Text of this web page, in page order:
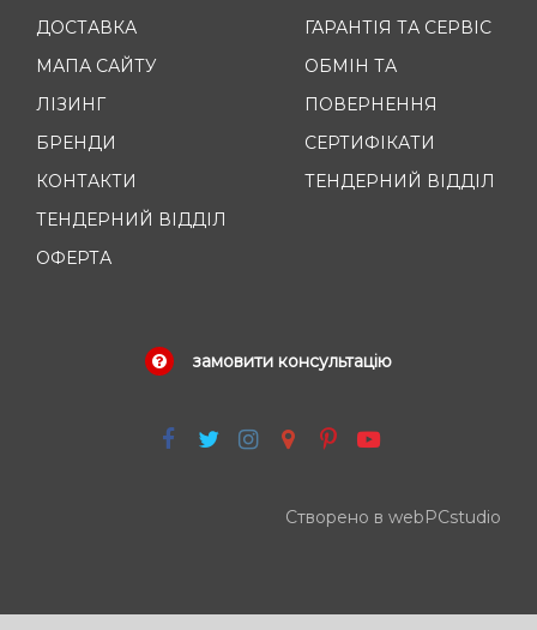
ДОСТАВКА
МАПА САЙТУ
ЛІЗИНГ
БРЕНДИ
КОНТАКТИ
ТЕНДЕРНИЙ ВІДДІЛ
ОФЕРТА
ГАРАНТІЯ ТА СЕРВІС
ОБМІН ТА
ПОВЕРНЕННЯ
СЕРТИФІКАТИ
ТЕНДЕРНИЙ ВІДДІЛ
замовити консультацію
Створено в webPCstudio